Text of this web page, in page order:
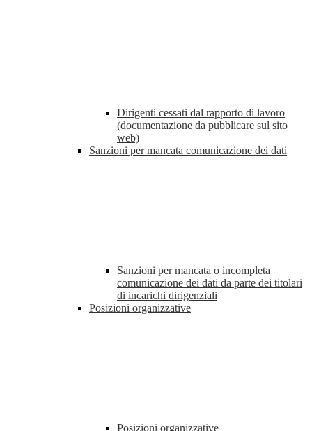
Dirigenti cessati dal rapporto di lavoro
(documentazione da pubblicare sul sito
web)
Sanzioni per mancata comunicazione dei dati
Sanzioni per mancata o incompleta
comunicazione dei dati da parte dei titolari
di incarichi dirigenziali
Posizioni organizzative
Posizioni organizzative